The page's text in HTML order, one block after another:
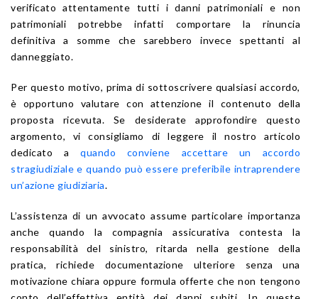
verificato attentamente tutti i danni patrimoniali e non
patrimoniali potrebbe infatti comportare la rinuncia
definitiva a somme che sarebbero invece spettanti al
danneggiato.
Per questo motivo, prima di sottoscrivere qualsiasi accordo,
è opportuno valutare con attenzione il contenuto della
proposta ricevuta. Se desiderate approfondire questo
argomento, vi consigliamo di leggere il nostro articolo
dedicato a quando conviene accettare un accordo
stragiudiziale e quando può essere preferibile intraprendere
un’azione giudiziaria.
L’assistenza di un avvocato assume particolare importanza
anche quando la compagnia assicurativa contesta la
responsabilità del sinistro, ritarda nella gestione della
pratica, richiede documentazione ulteriore senza una
motivazione chiara oppure formula offerte che non tengono